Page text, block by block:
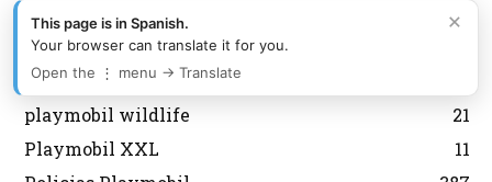
Playmobil Victoriano
47
Playmobil vikingos
Playmobil Vintage
playmobil wildlife
21
Playmobil XXL
11
×
This page is in Spanish.
Your browser can translate it for you.
Open the ⋮ menu → Translate